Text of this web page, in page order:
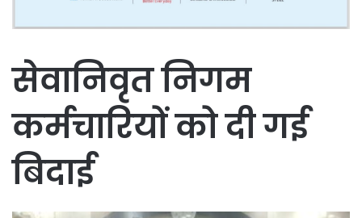
सेवानिवृत निगम
कर्मचारियों को दी गई
बिदाई